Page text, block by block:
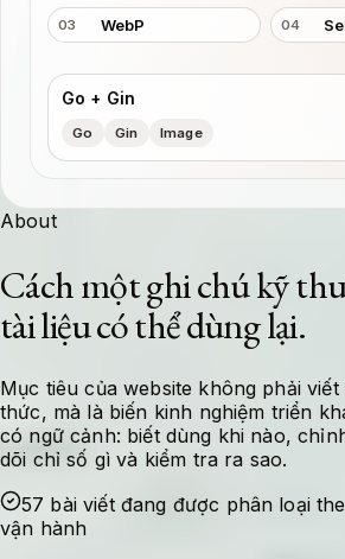
03 WebP 04
Go + Gin
Go Gin Image
About
Cách một ghi chú kỹ
tài liệu có thể dùng lại.
Mục tiêu của website không phải
thức, mà là biến kinh nghiệm triển
có ngữ cảnh: biết dùng khi nào,
dõi chỉ số gì và kiểm tra ra sao.
57 bài viết đang được phân loại
vận hành